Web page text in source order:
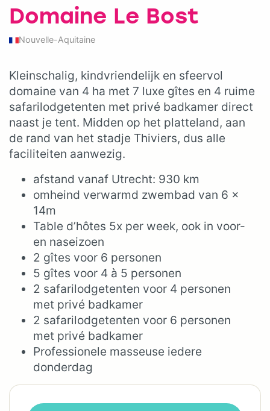
Domaine Le Bost
Nouvelle-Aquitaine
Kleinschalig, kindvriendelijk en sfeervol
domaine van 4 ha met 7 luxe gîtes en 4 ruime
safarilodgetenten met privé badkamer direct
naast je tent. Midden op het platteland, aan
de rand van het stadje Thiviers, dus alle
faciliteiten aanwezig.
afstand vanaf Utrecht: 930 km
omheind verwarmd zwembad van 6 x
14m
Table d’hôtes 5x per week, ook in voor-
en naseizoen
2 gîtes voor 6 personen
5 gîtes voor 4 à 5 personen
2 safarilodgetenten voor 4 personen
met privé badkamer
2 safarilodgetenten voor 6 personen
met privé badkamer
Professionele masseuse iedere
donderdag